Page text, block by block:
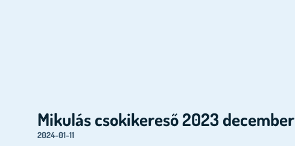
Mikulás csokikereső 2023 december
2024-01-11